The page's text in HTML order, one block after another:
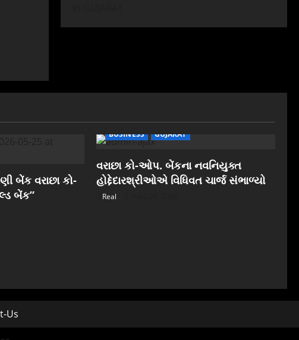
બેંક વરાછા કો-
બેંક”
BUSINESS GUJARAT
વરાછા કો-ઓપ. બેંકના નવનિયુક્ત
હોદ્દેદારશ્રીઓએ વિધિવત ચાર્જ સંભાળ્યો
Real
Us